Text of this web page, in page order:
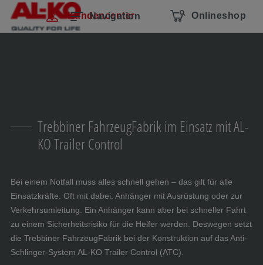
Navigation überspringen
Zum Hauptcontent
Zur Hauptnavigation springen
Inhaltsverzeichnis Navigation
Kundencenter Onlineshop
Trebbiner FahrzeugFabrik im Einsatz mit AL-
KO Trailer Control
Bei einem Notfall muss alles schnell gehen – das gilt für alle
Einsatzkräfte. Oft mit dabei: Anhänger mit Ausrüstung oder zur
Verkehrsumleitung. Ein Anhänger kann aber bei schneller Fahrt
zu einem Sicherheitsrisiko für die Helfer werden. Deswegen setzt
die Trebbiner FahrzeugFabrik bei der Konstruktion auf das Anti-
Schlinger-System AL-KO Trailer Control (ATC).